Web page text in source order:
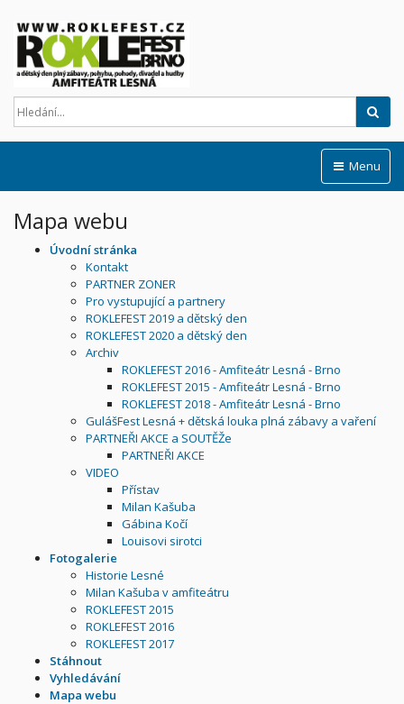
Menu
Mapa webu
Úvodní stránka
Kontakt
PARTNER ZONER
Pro vystupující a partnery
ROKLEFEST 2019 a dětský den
ROKLEFEST 2020 a dětský den
Archiv
ROKLEFEST 2016 - Amfiteátr Lesná - Brno
ROKLEFEST 2015 - Amfiteátr Lesná - Brno
ROKLEFEST 2018 - Amfiteátr Lesná - Brno
GulášFest Lesná + dětská louka plná zábavy a vaření
PARTNEŘI AKCE a SOUTĚŽe
PARTNEŘI AKCE
VIDEO
Přístav
Milan Kašuba
Gábina Kočí
Louisovi sirotci
Fotogalerie
Historie Lesné
Milan Kašuba v amfiteátru
ROKLEFEST 2015
ROKLEFEST 2016
ROKLEFEST 2017
Stáhnout
Vyhledávání
Mapa webu